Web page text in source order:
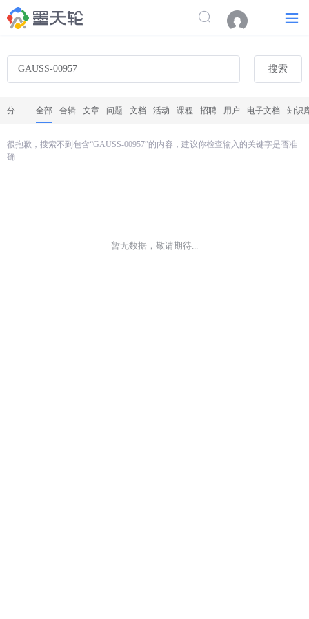
搜索
分 全部 合辑 文章 问题 文档 活动 课程 招聘 用户 电子文档 知识
很抱歉，搜索不到包含“GAUSS-00957”的内容，建议你检查输入的关键字是否准
确
暂无数据，敬请期待...